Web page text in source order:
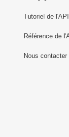
Tutoriel de l'API
Référence de
Nous contacter